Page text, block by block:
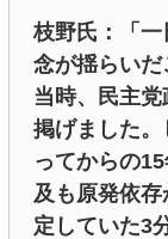
枝野氏：「
念が揺らい
当時、民主
掲げました
ってからの
及も原発依
定していた3